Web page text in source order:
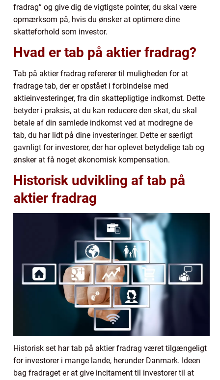
fradrag” og give dig de vigtigste pointer, du skal være
opmærksom på, hvis du ønsker at optimere dine
skatteforhold som investor.
Hvad er tab på aktier fradrag?
Tab på aktier fradrag refererer til muligheden for at
fradrage tab, der er opstået i forbindelse med
aktieinvesteringer, fra din skattepligtige indkomst. Dette
betyder i praksis, at du kan reducere den skat, du skal
betale af din samlede indkomst ved at modregne de
tab, du har lidt på dine investeringer. Dette er særligt
gavnligt for investorer, der har oplevet betydelige tab og
ønsker at få noget økonomisk kompensation.
Historisk udvikling af tab på
aktier fradrag
Historisk set har tab på aktier fradrag været tilgængeligt
for investorer i mange lande, herunder Danmark. Ideen
bag fradraget er at give incitament til investorer til at